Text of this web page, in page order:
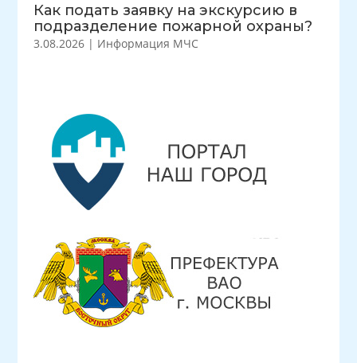
Как подать заявку на экскурсию в
подразделение пожарной охраны?
3.08.2026 | Информация МЧС